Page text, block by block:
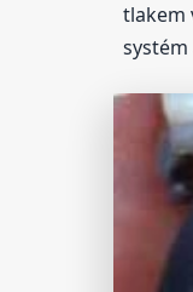
tlakem